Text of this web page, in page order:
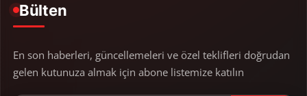
Bülten
En son haberleri, güncellemeleri ve özel teklifleri doğrudan
gelen kutunuza almak için abone listemize katılın